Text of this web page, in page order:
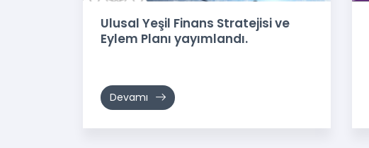
Ulusal Yeşil Finans Stratejisi ve
Eylem Planı yayımlandı.
Devamı